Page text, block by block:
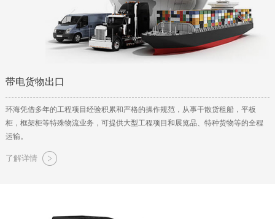
带电货物出口
环海凭借多年的工程项目经验积累和严格的操作规范，从事干散货租船，平板
柜，框架柜等特殊物流业务，可提供大型工程项目和展览品、特种货物等的全程
运输。
了解详情